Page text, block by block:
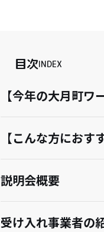
目次INDEX
【今年の大月町ワ
【こんな方におす
説明会概要
受け入れ事業者の